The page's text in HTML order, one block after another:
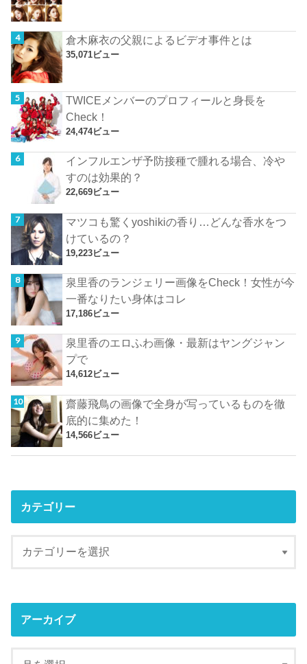
倉木麻衣の父親によるビデオ事件とは
35,071ビュー
TWICEメンバーのプロフィールと身長を
Check！
24,474ビュー
インフルエンザ予防接種で腫れる場合、冷や
すのは効果的？
22,669ビュー
マツコも驚くyoshikiの香り…どんな香水をつ
けているの？
19,223ビュー
泉里香のランジェリー画像をCheck！女性が今
一番なりたい身体はコレ
17,186ビュー
泉里香のエロふわ画像・最新はヤングジャン
プで
14,612ビュー
齋藤飛鳥の画像で全身が写っているものを徹
底的に集めた！
14,566ビュー
カテゴリー
アーカイブ